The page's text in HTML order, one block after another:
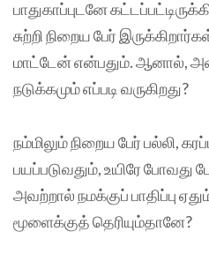
பாதுகாப்புடனே
சுற்றி நிறைய பேர்
மாட்டேன் என்பதும். ஆனால்,
நடுக்கமும் எப்படி வருகிறது?
நம்மிலும் நிறைய பேர் பல்லி,
பயப்படுவதும், உயிரே
அவற்றால் நமக்குப் பாதிப்பு
மூளைக்குத் தெரியும்தானே?